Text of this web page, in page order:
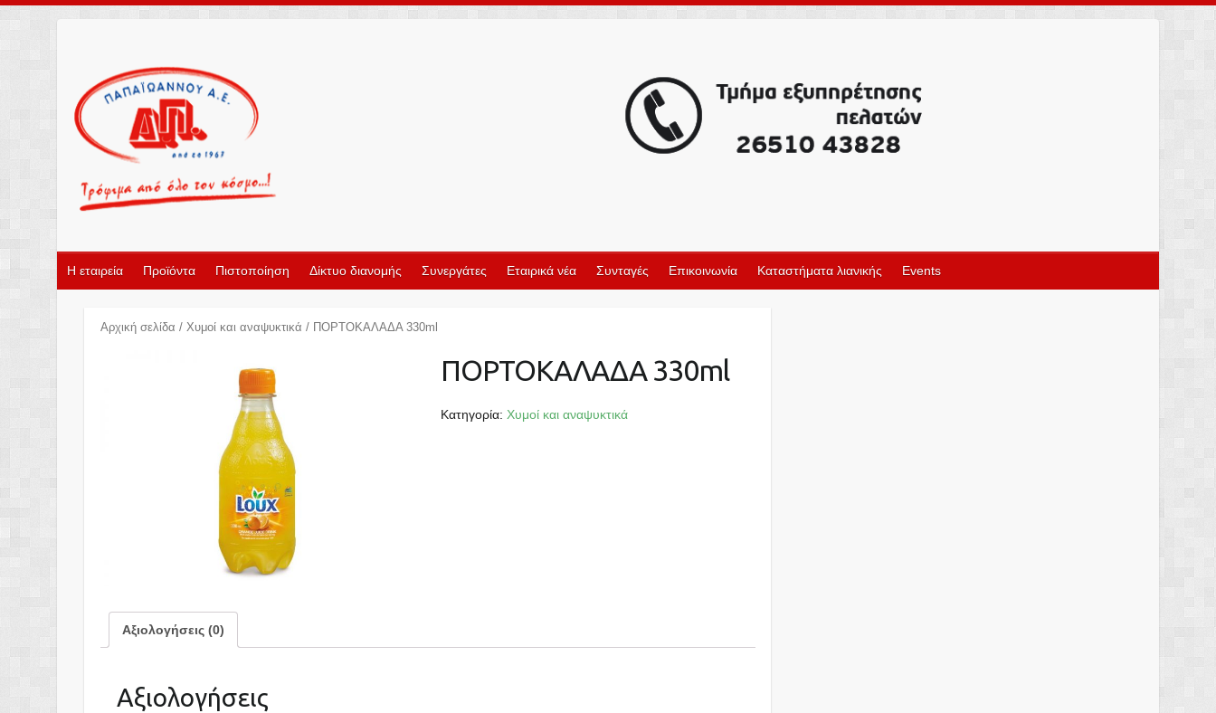
Η εταιρεία Προϊόντα Πιστοποίηση Δίκτυο διανομής Συνεργάτες Εταιρικά νέα Συνταγές Επικοινωνία Καταστήματα λιανικής Events
Αρχική σελίδα / Χυμοί και αναψυκτικά / ΠΟΡΤΟΚΑΛΑΔΑ 330ml
ΠΟΡΤΟΚΑΛΑΔΑ 330ml
Κατηγορία: Χυμοί και αναψυκτικά
Αξιολογήσεις (0)
Αξιολογήσεις